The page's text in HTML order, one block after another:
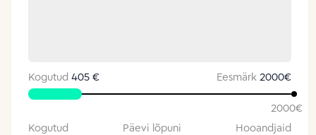
Kogutud 405 € Eesmärk 2000€
2000€
Kogutud
Päevi lõpuni Hooandjaid